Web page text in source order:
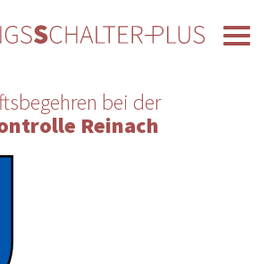
bei der
Reinach